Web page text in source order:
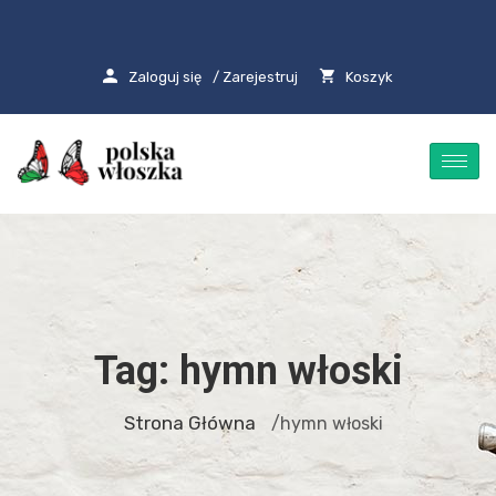
Zaloguj się / Zarejestruj Koszyk
Tag: hymn włoski
Strona Główna /hymn włoski